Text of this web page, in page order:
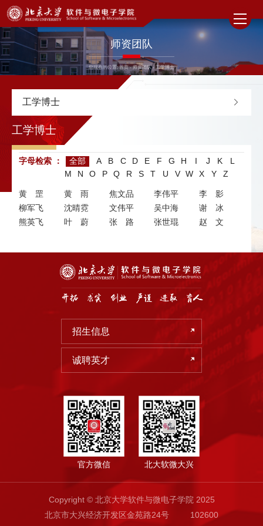
师资团队
您现在的位置: 首页 - 师资团队 - 工学博士
工学博士
工学博士
字母检索 ： 全部 A B C D E F G H I J K
L
M
N O P Q R S T U V W X Y Z
黄罡 黄雨 焦文品 李伟平
李影
柳军飞
沈晴霓 文伟平 吴中海
谢冰
熊英飞
叶蔚 张路 张世琨 赵文
招生信息
诚聘英才
官方微信 北大软微大兴
Copyright © 北京大学软件与微电子学院 2025
北京市大兴经济开发区金苑路24号
102600